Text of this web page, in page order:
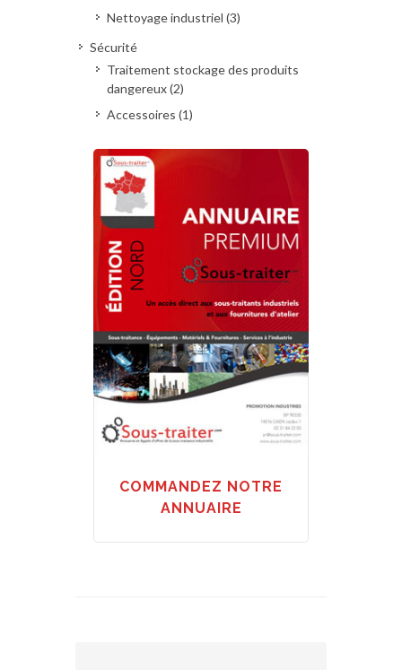
Nettoyage industriel (3)
Sécurité
Traitement stockage des produits
dangereux (2)
Accessoires (1)
COMMANDEZ NOTRE
ANNUAIRE